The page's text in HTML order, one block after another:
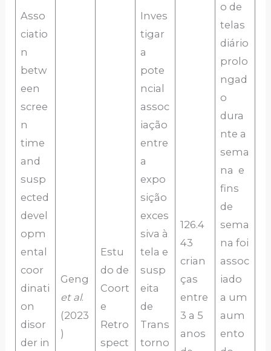
Asso
ciatio
n
betw
een
scree
n
time
and
susp
ected
devel
opm
ental
coor
dinati
on
disor
der in
Geng
et al.
(2023
)
Estu
do de
Coort
e
Retro
spect
Inves
tigar
a
pote
ncial
assoc
iação
entre
a
expo
sição
exces
siva à
tela e
susp
eita
de
Trans
torno
126.4
43
crian
ças
entre
3 a 5
anos
o de
telas
diário
prolo
ngad
o
dura
nte a
sema
na e
fins
de
sema
na foi
assoc
iado
a um
aum
ento